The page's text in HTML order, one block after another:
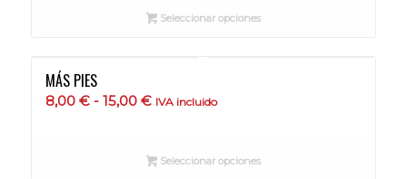
desde
Seleccionar opciones
MÁS PIES
8,00 € - 15,00 €Rango
desde
IVA incluido
Seleccionar opciones